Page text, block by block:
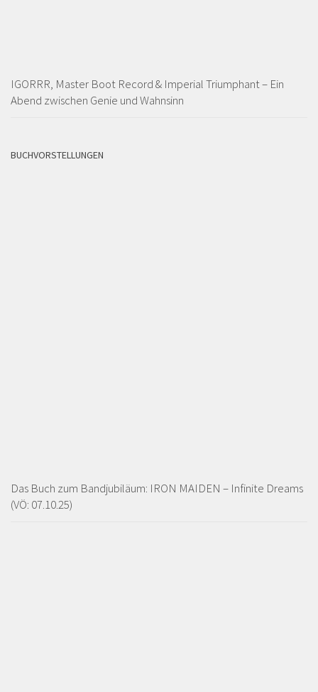
IGORRR, Master Boot Record & Imperial Triumphant – Ein
Abend zwischen Genie und Wahnsinn
BUCHVORSTELLUNGEN
Das Buch zum Bandjubiläum: IRON MAIDEN – Infinite Dreams
(VÖ: 07.10.25)